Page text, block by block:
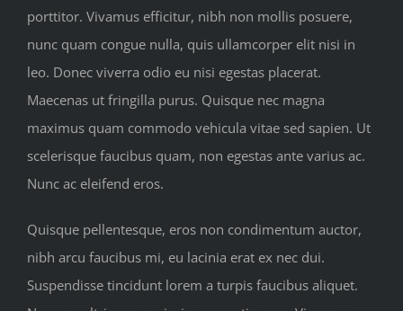
porttitor. Vivamus efficitur, nibh non mollis posuere,
nunc quam congue nulla, quis ullamcorper elit nisi in
leo. Donec viverra odio eu nisi egestas placerat.
Maecenas ut fringilla purus. Quisque nec magna
maximus quam commodo vehicula vitae sed sapien. Ut
scelerisque faucibus quam, non egestas ante varius ac.
Nunc ac eleifend eros.
Quisque pellentesque, eros non condimentum auctor,
nibh arcu faucibus mi, eu lacinia erat ex nec dui.
Suspendisse tincidunt lorem a turpis faucibus aliquet.